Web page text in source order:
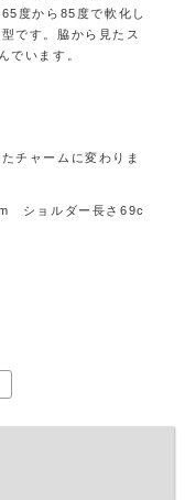
度から85度で軟化し
です。脇から見たス
でいます。
チャームに変わりま
ショルダー長さ69c